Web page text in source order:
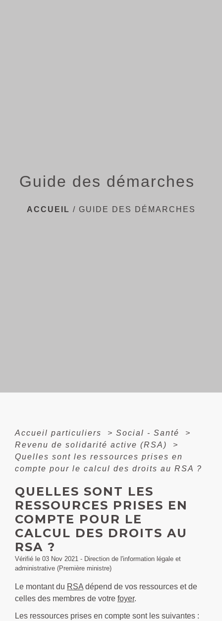
Guide des démarches
ACCUEIL / GUIDE DES DÉMARCHES
Accueil particuliers > Social - Santé
>
Revenu de solidarité active (RSA)
>
Quelles sont les ressources prises en
compte pour le calcul des droits au RSA ?
QUELLES SONT LES
RESSOURCES PRISES EN
COMPTE POUR LE
CALCUL DES DROITS AU
RSA ?
Vérifié le 03 Nov 2021 - Direction de l'information légale et
administrative (Première ministre)
Le montant du RSA dépend de vos ressources et de
celles des membres de votre foyer.
Les ressources prises en compte sont les suivantes :